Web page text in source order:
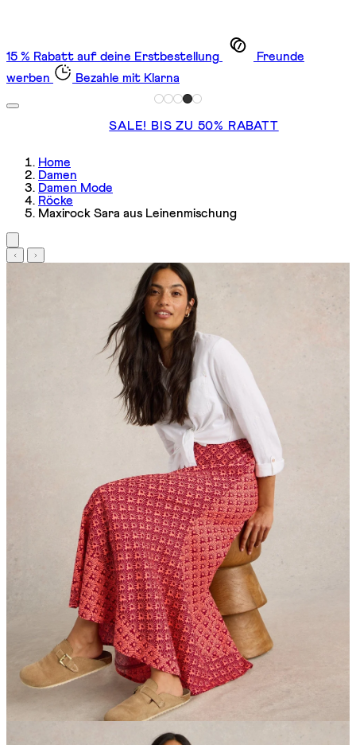
15 % Rabatt auf deine Erstbestellung
Freunde
werben
Bezahle mit Klarna
SALE! BIS ZU 50% RABATT
Home
Damen
Damen Mode
Röcke
Maxirock Sara aus Leinenmischung